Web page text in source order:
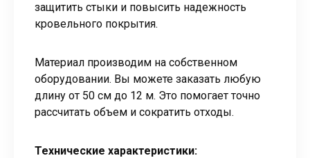
защитить стыки и повысить надежность
кровельного покрытия.
Материал производим на собственном
оборудовании. Вы можете заказать любую
длину от 50 см до 12 м. Это помогает точно
рассчитать объем и сократить отходы.
Технические характеристики: